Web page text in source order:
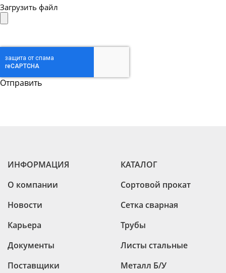
Загрузить файл
ИНФОРМАЦИЯ
О компании
Новости
Карьера
Документы
Поставщики
КАТАЛОГ
Сортовой прокат
Сетка сварная
Трубы
Листы стальные
Металл Б/У